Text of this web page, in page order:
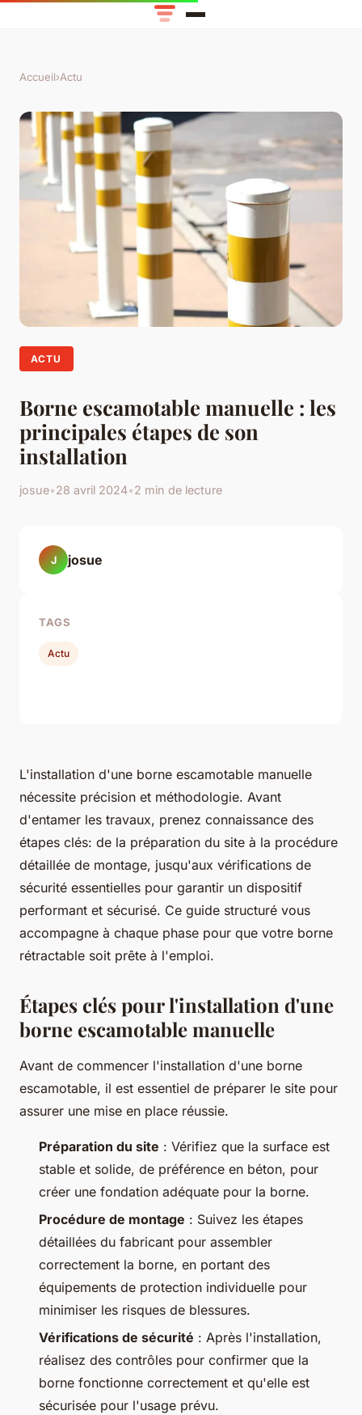
Accueil›Actu
ACTU
Borne escamotable manuelle : les
principales étapes de son
installation
josue•28 avril 2024•2 min de lecture
L'installation d'une borne escamotable manuelle
nécessite précision et méthodologie. Avant
d'entamer les travaux, prenez connaissance des
étapes clés: de la préparation du site à la procédure
détaillée de montage, jusqu'aux vérifications de
sécurité essentielles pour garantir un dispositif
performant et sécurisé. Ce guide structuré vous
accompagne à chaque phase pour que votre borne
rétractable soit prête à l'emploi.
Étapes clés pour l'installation d'une
borne escamotable manuelle
Avant de commencer l'installation d'une borne
escamotable, il est essentiel de préparer le site pour
assurer une mise en place réussie.
Préparation du site : Vérifiez que la surface est
stable et solide, de préférence en béton, pour
créer une fondation adéquate pour la borne.
Procédure de montage : Suivez les étapes
détaillées du fabricant pour assembler
correctement la borne, en portant des
équipements de protection individuelle pour
minimiser les risques de blessures.
Vérifications de sécurité : Après l'installation,
réalisez des contrôles pour confirmer que la
borne fonctionne correctement et qu'elle est
sécurisée pour l'usage prévu.
J josue
TAGS
Actu